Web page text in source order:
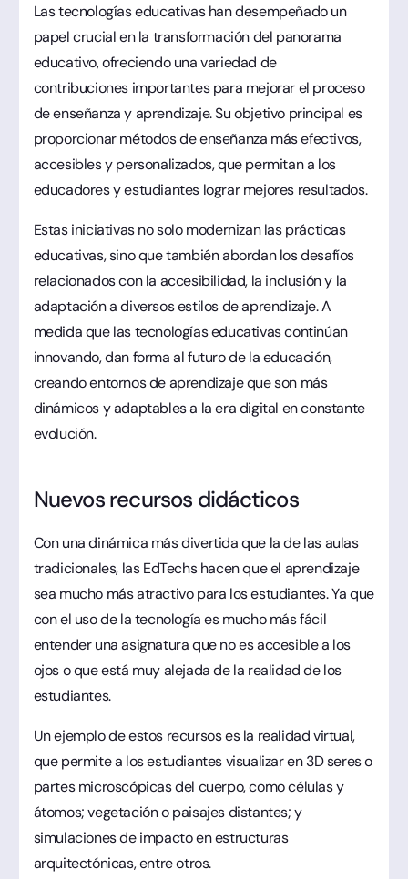
Las tecnologías educativas han desempeñado un
papel crucial en la transformación del panorama
educativo, ofreciendo una variedad de
contribuciones importantes para mejorar el proceso
de enseñanza y aprendizaje. Su objetivo principal es
proporcionar métodos de enseñanza más efectivos,
accesibles y personalizados, que permitan a los
educadores y estudiantes lograr mejores resultados.
Estas iniciativas no solo modernizan las prácticas
educativas, sino que también abordan los desafíos
relacionados con la accesibilidad, la inclusión y la
adaptación a diversos estilos de aprendizaje. A
medida que las tecnologías educativas continúan
innovando, dan forma al futuro de la educación,
creando entornos de aprendizaje que son más
dinámicos y adaptables a la era digital en constante
evolución.
Nuevos recursos didácticos
Con una dinámica más divertida que la de las aulas
tradicionales, las EdTechs hacen que el aprendizaje
sea mucho más atractivo para los estudiantes. Ya que
con el uso de la tecnología es mucho más fácil
entender una asignatura que no es accesible a los
ojos o que está muy alejada de la realidad de los
estudiantes.
Un ejemplo de estos recursos es la realidad virtual,
que permite a los estudiantes visualizar en 3D seres o
partes microscópicas del cuerpo, como células y
átomos; vegetación o paisajes distantes; y
simulaciones de impacto en estructuras
arquitectónicas, entre otros.